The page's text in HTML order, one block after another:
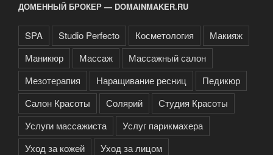
ДОМЕННЫЙ БРОКЕР — DOMAINMAKER.RU
SPA Studio Perfecto Косметология
Макияж
Маникюр
Массаж
Массажный салон
Мезотерапия
Наращивание ресниц
Педикюр
Салон Красоты
Солярий
Студия Красоты
Услуги массажиста
Услуг парикмахера
Уход за кожей
Уход за лицом